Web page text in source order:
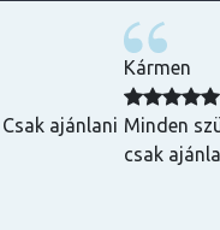
ajánlani
Kármen
Minden
csak